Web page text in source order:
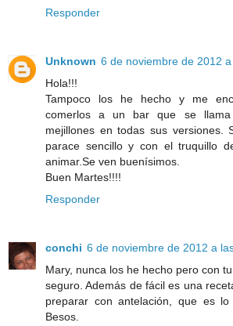
Responder
Unknown 6 de noviembre de 2012
Hola!!!
Tampoco los he hecho y me
comerlos a un bar que se llama
mejillones en todas sus versiones.
parace sencillo y con el truquillo
animar.Se ven buenísimos.
Buen Martes!!!!
Responder
conchi 6 de noviembre de 2012 a
Mary, nunca los he hecho pero con
seguro. Además de fácil es una
preparar con antelación, que es
Besos.